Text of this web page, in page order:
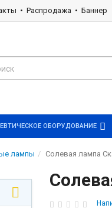
Распродажа Баннер
ОБОРУДОВАНИЕ
лампы Солевая лампа